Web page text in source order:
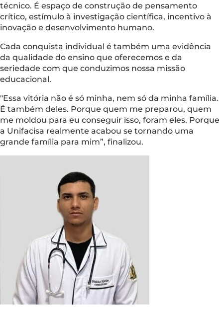
técnico. É espaço de construção de pensamento
crítico, estímulo à investigação científica, incentivo à
inovação e desenvolvimento humano.
Cada conquista individual é também uma evidência
da qualidade do ensino que oferecemos e da
seriedade com que conduzimos nossa missão
educacional.
"Essa vitória não é só minha, nem só da minha família.
É também deles. Porque quem me preparou, quem
me moldou para eu conseguir isso, foram eles. Porque
a Unifacisa realmente acabou se tornando uma
grande família para mim”, finalizou.